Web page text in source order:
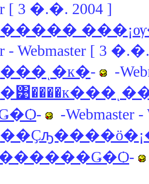
[ 3 �.�. 2004 ]
�����
- Webmaster [ 3
���ͺ�к�-
-
-
-Webmaster
-